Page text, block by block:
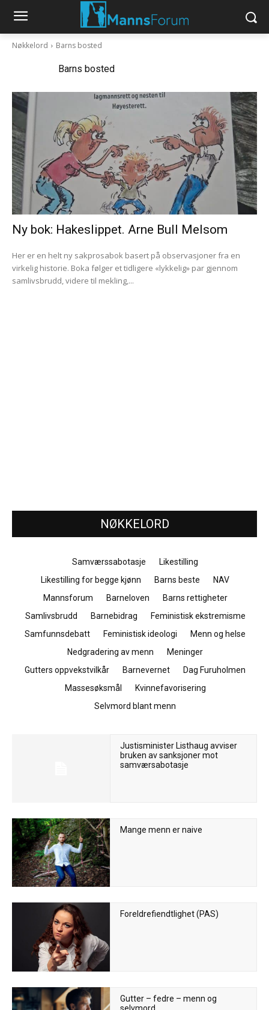
Nøkkelord Barns bosted
Barns bosted
Ny bok: Hakeslippet. Arne Bull Melsom
Her er en helt ny sakprosabok basert på observasjoner fra en
virkelig historie. Boka følger et tidligere «lykkelig» par gjennom
samlivsbrudd, videre til mekling,...
NØKKELORD
Samværssabotasje
Likestilling
Likestilling for begge kjønn
Barns beste
NAV
Mannsforum
Barneloven
Barns rettigheter
Samlivsbrudd
Barnebidrag
Feministisk ekstremisme
Samfunnsdebatt
Feministisk ideologi
Menn og helse
Nedgradering av menn
Meninger
Gutters oppvekstvilkår
Barnevernet
Dag Furuholmen
Massesøksmål
Kvinnefavorisering
Selvmord blant menn
Justisminister Listhaug avviser
bruken av sanksjoner mot
samværsabotasje
Mange menn er naive
Foreldrefiendtlighet (PAS)
Gutter – fedre – menn og
selvmord